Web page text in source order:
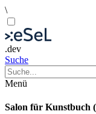
\
.dev
Suche
Menü
Salon für Kunstbuch